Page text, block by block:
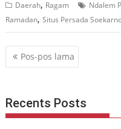
Daerah, Ragam Ndalem
Ramadan,Situs Persada
Navigasi
pos
Pos-pos lama
Recents Posts